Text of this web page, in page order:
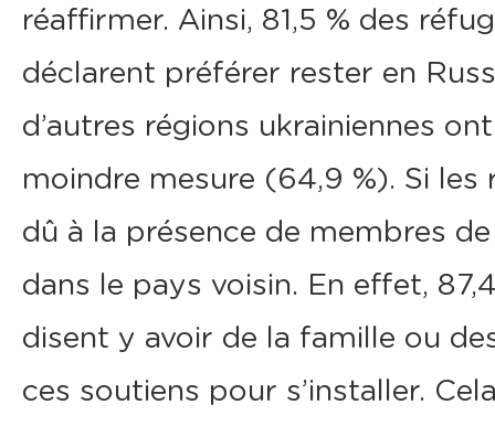
réaffirmer. Ainsi, 81,5 % des
déclarent préférer rester en
d’autres régions ukrainiennes
moindre mesure (64,9 %). Si
dû à la présence de membres
dans le pays voisin. En effet,
disent y avoir de la famille ou
ces soutiens pour s’installer.